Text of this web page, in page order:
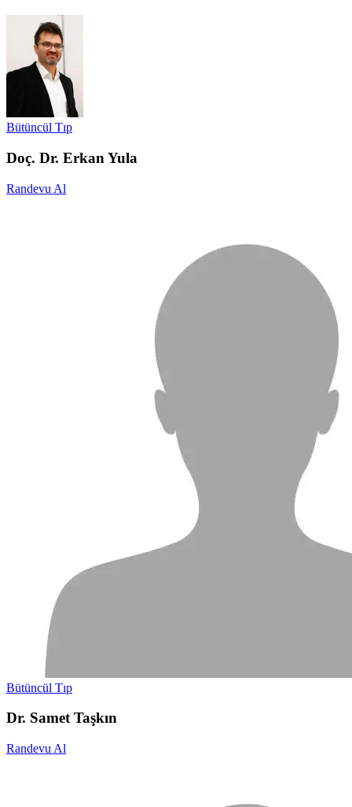
Bütüncül Tıp
Doç. Dr. Erkan Yula
Randevu Al
Bütüncül Tıp
Dr. Samet Taşkın
Randevu Al